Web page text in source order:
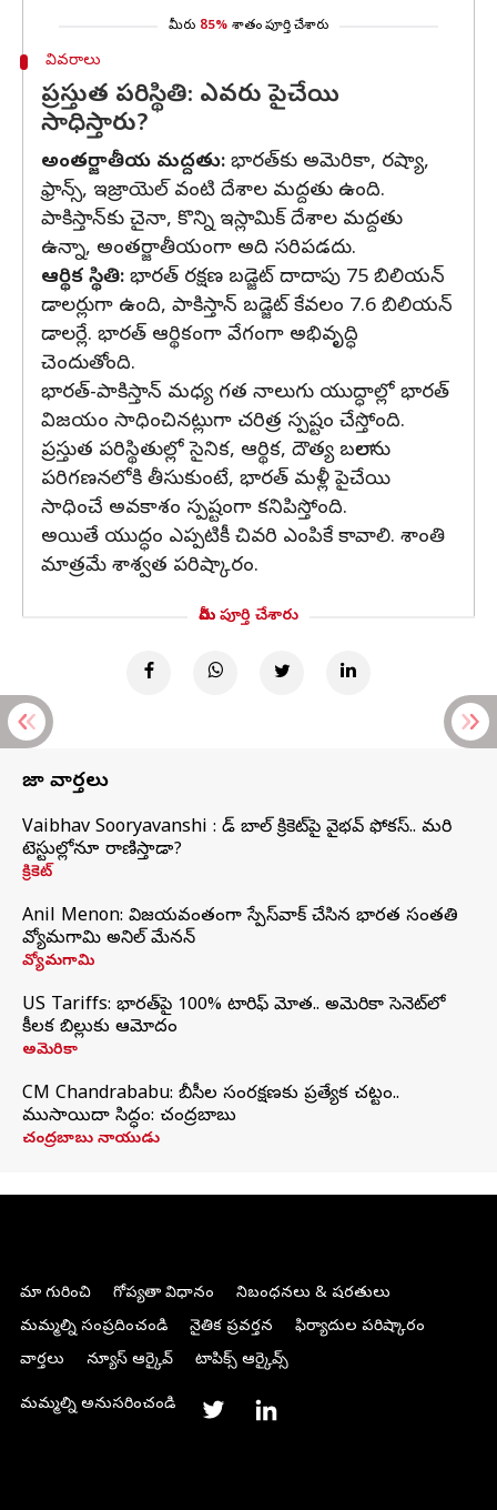
మీరు 85% శాతం పూర్తి చేశారు
వివరాలు
ప్రస్తుత పరిస్థితి: ఎవరు పైచేయి
సాధిస్తారు?
అంతర్జాతీయ మద్దతు: భారత్‌కు అమెరికా, రష్యా,
ఫ్రాన్స్, ఇజ్రాయెల్ వంటి దేశాల మద్దతు ఉంది.
పాకిస్తాన్‌కు చైనా, కొన్ని ఇస్లామిక్ దేశాల మద్దతు
ఉన్నా, అంతర్జాతీయంగా అది సరిపడదు.
ఆర్థిక స్థితి: భారత్ రక్షణ బడ్జెట్ దాదాపు 75 బిలియన్
డాలర్లుగా ఉంది, పాకిస్తాన్ బడ్జెట్ కేవలం 7.6 బిలియన్
డాలర్లే. భారత్ ఆర్థికంగా వేగంగా అభివృద్ధి
చెందుతోంది.
భారత్-పాకిస్తాన్ మధ్య గత నాలుగు యుద్ధాల్లో భారత్
విజయం సాధించినట్లుగా చరిత్ర స్పష్టం చేస్తోంది.
ప్రస్తుత పరిస్థితుల్లో సైనిక, ఆర్థిక, దౌత్య బలాలను
పరిగణనలోకి తీసుకుంటే, భారత్ మళ్లీ పైచేయి
సాధించే అవకాశం స్పష్టంగా కనిపిస్తోంది.
అయితే యుద్ధం ఎప్పటికీ చివరి ఎంపికే కావాలి. శాంతి
మాత్రమే శాశ్వత పరిష్కారం.
మీరు పూర్తి చేశారు
తాజా వార్తలు
Vaibhav Sooryavanshi : రెడ్ బాల్ క్రికెట్‌పై వైభవ్ ఫోకస్.. మరి
టెస్టుల్లోనూ రాణిస్తాడా?
క్రికెట్
Anil Menon: విజయవంతంగా స్పేస్‌వాక్‌ చేసిన భారత సంతతి
వ్యోమగామి అనిల్‌ మేనన్
వ్యోమగామి
US Tariffs: భారత్‌పై 100% టారిఫ్‌ మోత.. అమెరికా సెనెట్‌లో
కీలక బిల్లుకు ఆమోదం
అమెరికా
CM Chandrababu: బీసీల సంరక్షణకు ప్రత్యేక చట్టం..
ముసాయిదా సిద్ధం: చంద్రబాబు
చంద్రబాబు నాయుడు
మా గురించి గోప్యతా విధానం
నిబంధనలు & షరతులు
మమ్మల్ని సంప్రదించండి
నైతిక ప్రవర్తన
ఫిర్యాదుల పరిష్కారం
వార్తలు
న్యూస్ ఆర్కైవ్ టాపిక్స్ ఆర్కైవ్స్
మమ్మల్ని అనుసరించండి